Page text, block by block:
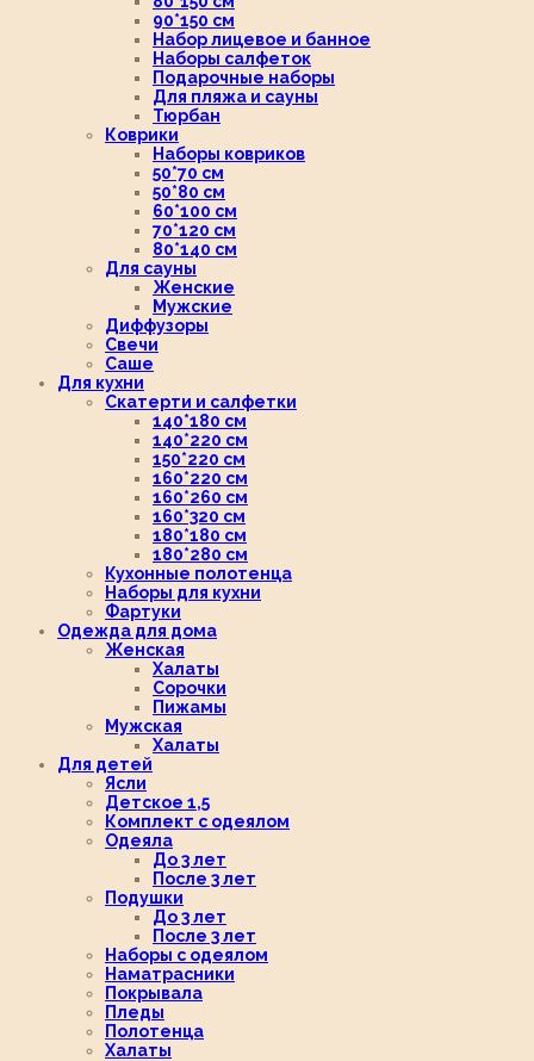
90*150 см
Набор лицевое и банное
Наборы салфеток
Подарочные наборы
Для пляжа и сауны
Тюрбан
Коврики
Наборы ковриков
50*70 см
50*80 см
60*100 см
70*120 см
80*140 см
Для сауны
Женские
Мужские
Диффузоры
Свечи
Саше
Для кухни
Скатерти и салфетки
140*180 см
140*220 см
150*220 см
160*220 см
160*260 см
160*320 см
180*180 см
180*280 см
Кухонные полотенца
Наборы для кухни
Фартуки
Одежда для дома
Женская
Халаты
Сорочки
Пижамы
Мужская
Халаты
Для детей
Ясли
Детское 1,5
Комплект с одеялом
Одеяла
До 3 лет
После 3 лет
Подушки
До 3 лет
После 3 лет
Наборы с одеялом
Наматрасники
Покрывала
Пледы
Полотенца
Халаты